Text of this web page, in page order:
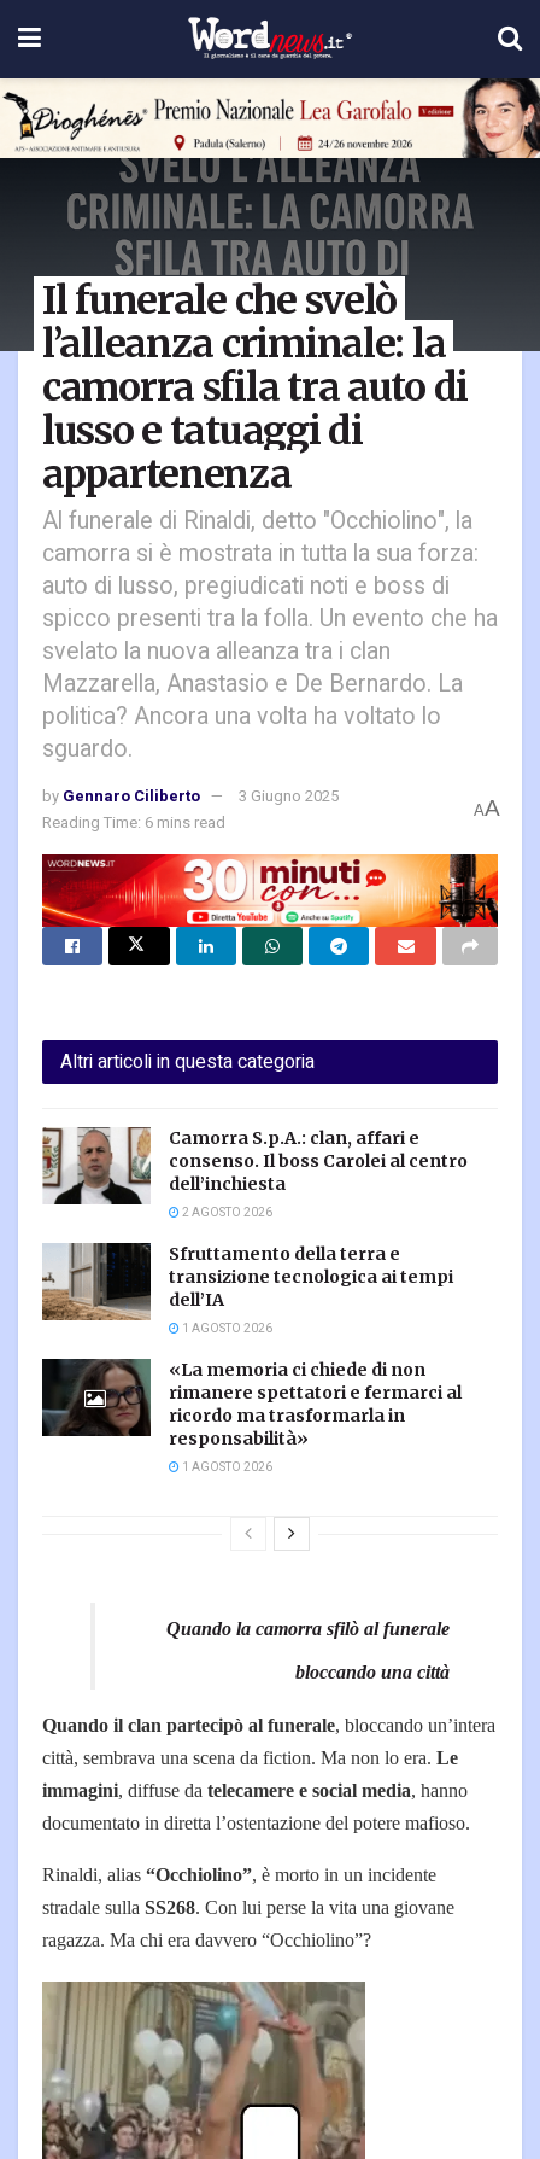
Il funerale che svelò
l’alleanza criminale: la
camorra sfila tra auto di
lusso e tatuaggi di
appartenenza
Al funerale di Rinaldi, detto "Occhiolino", la
camorra si è mostrata in tutta la sua forza:
auto di lusso, pregiudicati noti e boss di
spicco presenti tra la folla. Un evento che ha
svelato la nuova alleanza tra i clan
Mazzarella, Anastasio e De Bernardo. La
politica? Ancora una volta ha voltato lo
sguardo.
by Gennaro Ciliberto
3 Giugno 2025
Reading Time: 6 mins read
AA
Altri articoli in questa categoria
Camorra S.p.A.: clan, affari e
consenso. Il boss Carolei al centro
dell’inchiesta
2 AGOSTO 2026
Sfruttamento della terra e
transizione tecnologica ai tempi
dell’IA
1 AGOSTO 2026
«La memoria ci chiede di non
rimanere spettatori e fermarci al
ricordo ma trasformarla in
responsabilità»
1 AGOSTO 2026
Quando la camorra sfilò al funerale
bloccando una città
Quando il clan partecipò al funerale, bloccando un’intera
città, sembrava una scena da fiction. Ma non lo era. Le
immagini, diffuse da telecamere e social media, hanno
documentato in diretta l’ostentazione del potere mafioso.
Rinaldi, alias “Occhiolino”, è morto in un incidente
stradale sulla SS268. Con lui perse la vita una giovane
ragazza. Ma chi era davvero “Occhiolino”?